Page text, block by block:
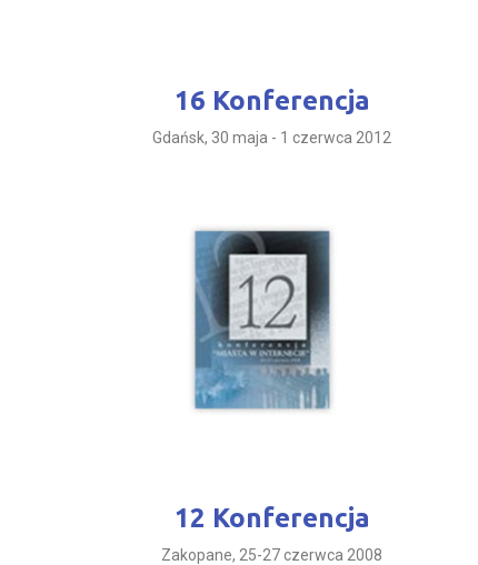
16 Konferencja
Gdańsk, 30 maja - 1 czerwca 2012
12 Konferencja
Zakopane, 25-27 czerwca 2008